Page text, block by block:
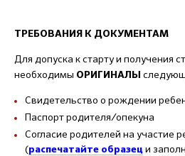
ТРЕБОВАНИЯ К ДОКУМЕНТАМ
Для допуска к старту и получения
необходимы ОРИГИНАЛЫ
Свидетельство о рождении
Паспорт родителя/опекуна
Согласие родителей на участие
(распечатайте образец и